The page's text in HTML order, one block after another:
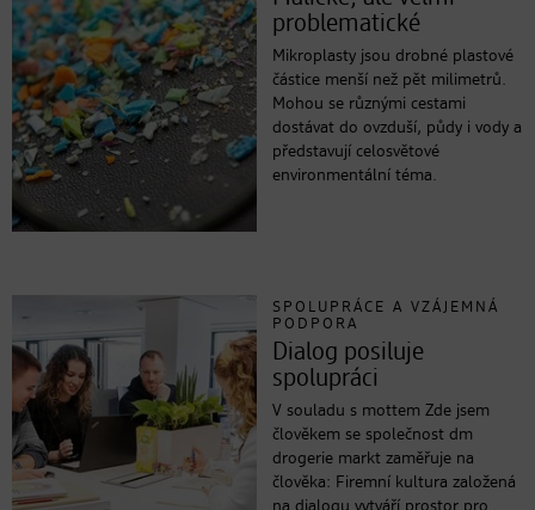
problematické
Mikroplasty jsou drobné plastové
částice menší než pět milimetrů.
Mohou se různými cestami
dostávat do ovzduší, půdy i vody a
představují celosvětové
environmentální téma.
SPOLUPRÁCE A VZÁJEMNÁ
PODPORA
Dialog posiluje
spolupráci
V souladu s mottem Zde jsem
člověkem se společnost dm
drogerie markt zaměřuje na
člověka: Firemní kultura založená
na dialogu vytváří prostor pro